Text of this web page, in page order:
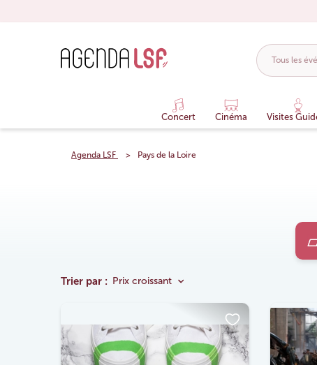
Concert Cinéma Visites
Agenda LSF Pays de la Loire
Trier par : Prix croissant